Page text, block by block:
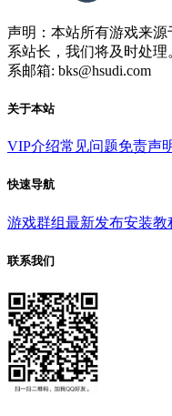
声明：本站所有游戏来
系站长，我们将及时处
系邮箱: bks@hsudi.com
关于本站
VIP介绍常见问题免责声
快速导航
游戏群组最新发布安装教
联系我们